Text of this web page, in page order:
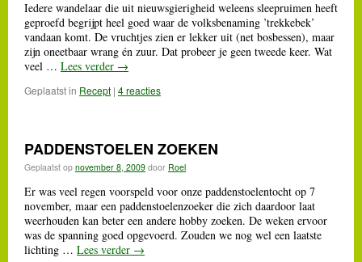
Iedere wandelaar die uit nieuwsgierigheid weleens sleepruimen heeft
geproefd begrijpt heel goed waar de volksbenaming ’trekkebek’
vandaan komt. De vruchtjes zien er lekker uit (net bosbessen), maar
zijn oneetbaar wrang én zuur. Dat probeer je geen tweede keer. Wat
veel … Lees verder →
Geplaatst in Recept | 4 reacties
PADDENSTOELEN ZOEKEN
Geplaatst op november 8, 2009 door Roel
Er was veel regen voorspeld voor onze paddenstoelentocht op 7
november, maar een paddenstoelenzoeker die zich daardoor laat
weerhouden kan beter een andere hobby zoeken. De weken ervoor
was de spanning goed opgevoerd. Zouden we nog wel een laatste
lichting … Lees verder →